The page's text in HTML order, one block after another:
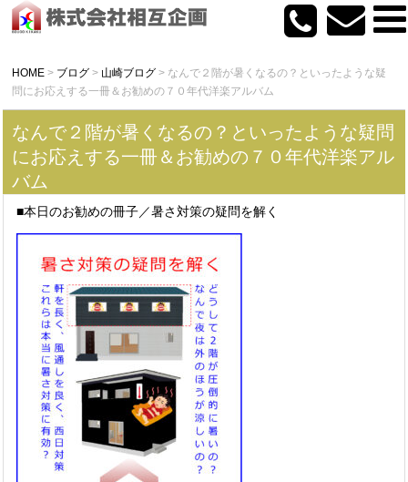
HOME > ブログ > 山崎ブログ > なんで２階が暑くなるの？といったような疑
問にお応えする一冊＆お勧めの７０年代洋楽アルバム
なんで２階が暑くなるの？といったような疑問
にお応えする一冊＆お勧めの７０年代洋楽アル
バム
■本日のお勧めの冊子／暑さ対策の疑問を解く